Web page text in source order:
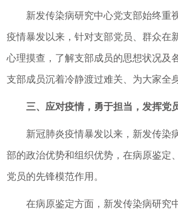
新发传染病研究中心党支部始终重
疫情暴发以来，针对支部党员、群众在
心理摸查，了解支部成员的思想状况及
支部成员沉着冷静渡过难关、为大家全
三、应对疫情，勇于担当，发挥党
新冠肺炎疫情暴发以来，新发传染
部的政治优势和组织优势，在病原鉴定
党员的先锋模范作用。
在病原鉴定方面，新发传染病研究